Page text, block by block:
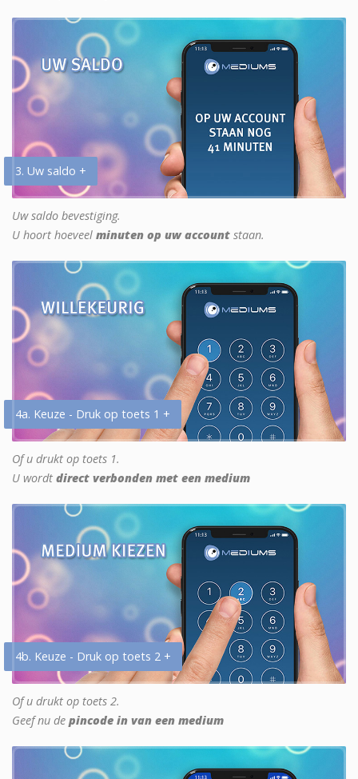
3. Uw saldo +
Uw saldo bevestiging.
U hoort hoeveel minuten op uw account staan.
4a. Keuze - Druk op toets 1 +
Of u drukt op toets 1.
U wordt direct verbonden met een medium
4b. Keuze - Druk op toets 2 +
Of u drukt op toets 2.
Geef nu de pincode in van een medium